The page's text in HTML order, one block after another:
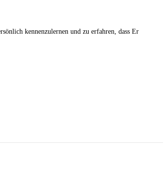
kennenzulernen und zu erfahren, dass Er